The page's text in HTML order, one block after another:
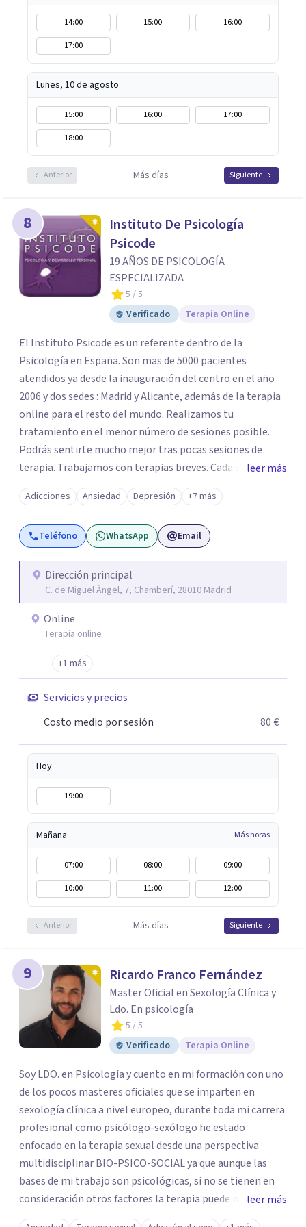
14:00 15:00
16:00
17:00
Lunes, 10 de agosto
15:00 16:00
17:00
18:00
Anterior Más días Siguiente
8
Instituto De Psicología
Psicode
19 AÑOS DE PSICOLOGÍA
ESPECIALIZADA
5 / 5
Verificado
Terapia Online
El Instituto Psicode es un referente dentro de la
Psicología en España. Son mas de 5000 pacientes
atendidos ya desde la inauguración del centro en el año
2006 y dos sedes : Madrid y Alicante, además de la terapia
online para el resto del mundo. Realizamos tu
tratamiento en el menor número de sesiones posible.
Podrás sentirte mucho mejor tras pocas sesiones de
terapia. Trabajamos con terapias breves. Cada sesión de
terapia te resultará de utilidad y te ayudará a conseguir
tus objetivos. Entre nuestras especialidades destaca la
terapia de pareja y sexual, así como el tratamiento de
problemas emocionales, obsesiones, ansiedad , estrés,
además con un servicio de hipnosis regresiva para el
trabajo de "Terapia del Alma".
leer más
Adicciones Ansiedad Depresión +7 más
Teléfono WhatsApp Email
Dirección principal
C. de Miguel Ángel, 7, Chamberí, 28010 Madrid
Online
Terapia online
+1 más
Servicios y precios
Costo medio por sesión
80 €
Hoy
19:00
Mañana Más horas
07:00 08:00
09:00
10:00
11:00 12:00
Anterior Más días Siguiente
9 Ricardo Franco Fernández
Master Oficial en Sexología Clínica y
Ldo. En psicología
5 / 5
Verificado
Terapia Online
Soy LDO. en Psicología y cuento en mi formación con uno
de los pocos masteres oficiales que se imparten en
sexología clínica a nivel europeo, durante toda mi carrera
profesional como psicólogo-sexólogo he estado
enfocado en la terapia sexual desde una perspectiva
multidisciplinar BIO-PSICO-SOCIAL ya que aunque las
bases de mi trabajo son psicológicas, si no se tienen en
consideración otros factores la terapia puede no
funcionar al tener una visión demasiado simplista,
leer más